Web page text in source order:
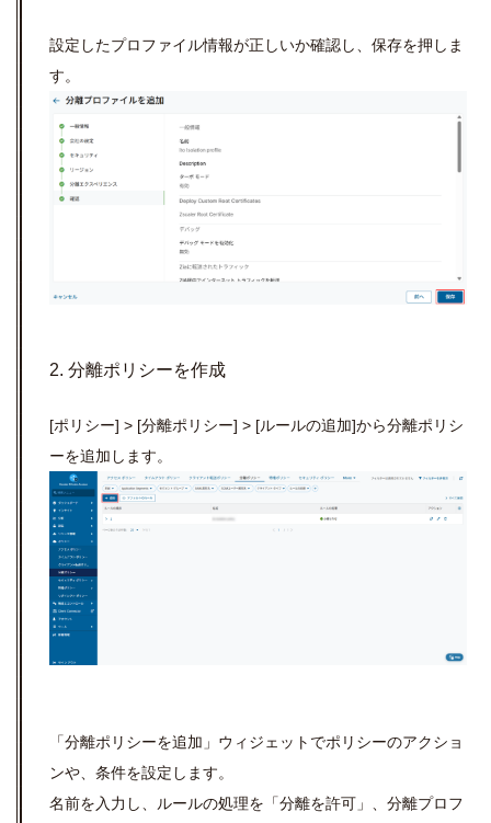
設定したプロファイル情報が正しいか確認し、保存を押しま
す。
2. 分離ポリシーを作成
[ポリシー] > [分離ポリシー] > [ルールの追加]から分離ポリシ
ーを追加します。
「分離ポリシーを追加」ウィジェットでポリシーのアクショ
ンや、条件を設定します。
名前を入力し、ルールの処理を「分離を許可」、分離プロフ